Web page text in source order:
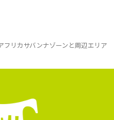
フリカサバンナゾーンと周辺エリア